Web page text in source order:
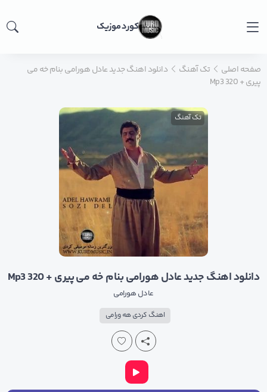
کورد موزیک
صفحه اصلی تک آهنگ
دانلود اهنگ جدید عادل هورامی بنام خه می
پیری + Mp3 320
تک آهنگ
دانلود اهنگ جدید عادل هورامی بنام خه می پیری + Mp3 320
عادل هورامی
اهنگ کردی هه ورامی